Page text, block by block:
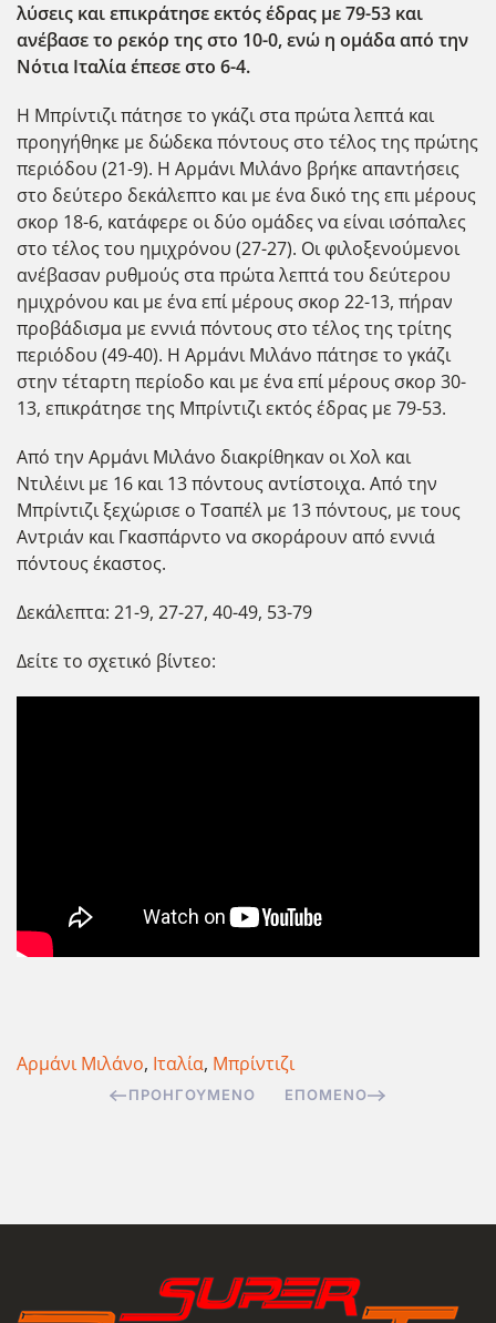
λύσεις και επικράτησε εκτός έδρας με 79-53 και
ανέβασε το ρεκόρ της στο 10-0, ενώ η ομάδα από την
Νότια Ιταλία έπεσε στο 6-4.
Η Μπρίντιζι πάτησε το γκάζι στα πρώτα λεπτά και
προηγήθηκε με δώδεκα πόντους στο τέλος της πρώτης
περιόδου (21-9). Η Αρμάνι Μιλάνο βρήκε απαντήσεις
στο δεύτερο δεκάλεπτο και με ένα δικό της επι μέρους
σκορ 18-6, κατάφερε οι δύο ομάδες να είναι ισόπαλες
στο τέλος του ημιχρόνου (27-27). Οι φιλοξενούμενοι
ανέβασαν ρυθμούς στα πρώτα λεπτά του δεύτερου
ημιχρόνου και με ένα επί μέρους σκορ 22-13, πήραν
προβάδισμα με εννιά πόντους στο τέλος της τρίτης
περιόδου (49-40). Η Αρμάνι Μιλάνο πάτησε το γκάζι
στην τέταρτη περίοδο και με ένα επί μέρους σκορ 30-
13, επικράτησε της Μπρίντιζι εκτός έδρας με 79-53.
Από την Αρμάνι Μιλάνο διακρίθηκαν οι Χολ και
Ντιλέινι με 16 και 13 πόντους αντίστοιχα. Από την
Μπρίντιζι ξεχώρισε ο Τσαπέλ με 13 πόντους, με τους
Αντριάν και Γκασπάρντο να σκοράρουν από εννιά
πόντους έκαστος.
Δεκάλεπτα: 21-9, 27-27, 40-49, 53-79
Δείτε το σχετικό βίντεο:
Αρμάνι Μιλάνο, Ιταλία, Μπρίντιζι
ΠΡΟΗΓΟΎΜΕΝΟ ΕΠΌΜΕΝΟ